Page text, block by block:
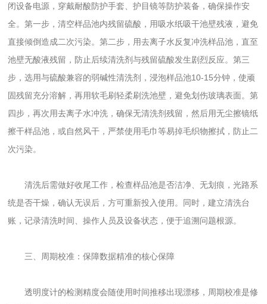
闭设备电源，穿戴耐酸防护手套、护目镜等防护装备，确保操作安
全。第一步，清空样品池内残留硫酸，用吸水纸吸干池壁残液，避免
直接倾倒造成二次污染。第二步，用去离子水反复冲洗样品池，直至
池壁无酸液残留，防止后续清洗剂与残留硫酸发生剧烈反应。第三
步，选用与硫酸兼容的弱碱性清洗剂，浸泡样品池10-15分钟，使顽
固残留充分溶解，再用软毛刷轻柔刷洗池壁，避免划伤玻璃表面。第
四步，再次用去离子水冲洗，确保无清洗剂残留，然后用无尘擦镜纸
擦干样品池，或自然风干，严禁使用毛巾等易掉毛织物擦拭，防止二
次污染。
清洗后需做好收尾工作，检查样品池是否洁净、无划痕，光路系
统是否干燥，确认无误后，方可重新投入使用。同时，建立清洗台
账，记录清洗时间、操作人员及设备状态，便于追溯问题根源。
三、周期校准：保障数据精准的核心保障
透明度计的检测精度会随使用时间推移出现漂移，周期校准是修